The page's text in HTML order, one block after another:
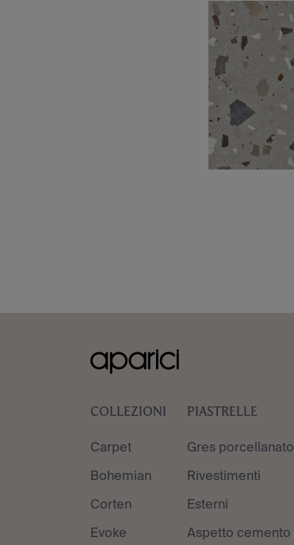
COLLEZIONI
Carpet
Bohemian
Corten
Evoke
PIASTRELLE
Gres porcellanato
Rivestimenti
Esterni
Aspetto cemento